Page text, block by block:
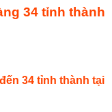
34 tỉnh thành
34 tỉnh thành tại